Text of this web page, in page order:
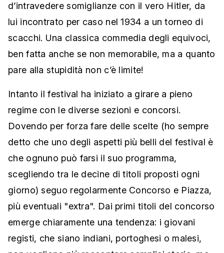
d’intravedere somiglianze con il vero Hitler, da
lui incontrato per caso nel 1934 a un torneo di
scacchi. Una classica commedia degli equivoci,
ben fatta anche se non memorabile, ma a quanto
pare alla stupidità non c’è limite!
Intanto il festival ha iniziato a girare a pieno
regime con le diverse sezioni e concorsi.
Dovendo per forza fare delle scelte (ho sempre
detto che uno degli aspetti più belli del festival è
che ognuno può farsi il suo programma,
scegliendo tra le decine di titoli proposti ogni
giorno) seguo regolarmente Concorso e Piazza,
più eventuali "extra". Dai primi titoli del concorso
emerge chiaramente una tendenza: i giovani
registi, che siano indiani, portoghesi o malesi,